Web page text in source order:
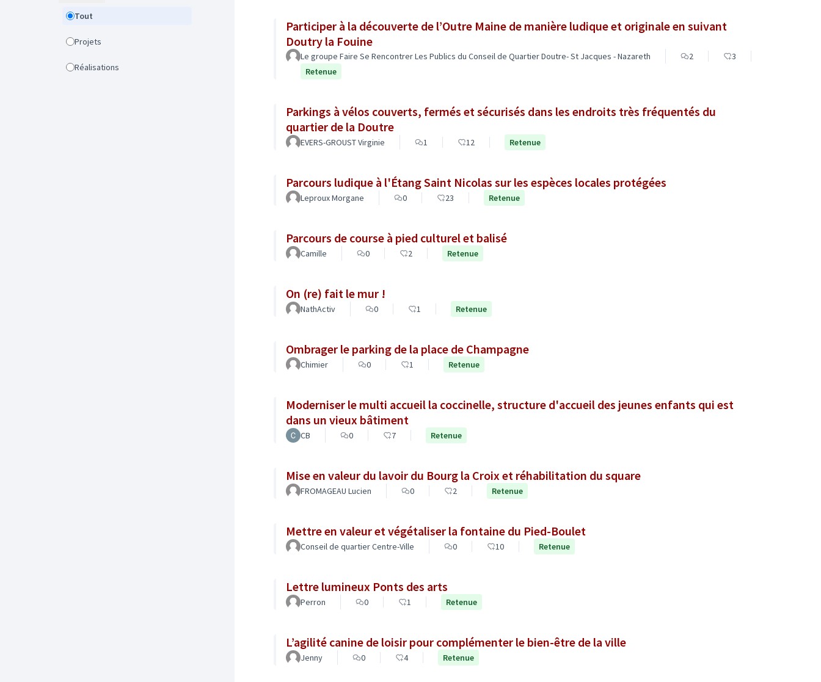
Tout
Projets
Réalisations
Participer à la découverte de l’Outre Maine de manière ludique et originale en suivant
Doutry la Fouine
Le groupe Faire Se Rencontrer Les Publics du Conseil de Quartier Doutre- St Jacques - Nazareth 2
3
Retenue
Parkings à vélos couverts, fermés et sécurisés dans les endroits très fréquentés du
quartier de la Doutre
EVERS-GROUST Virginie 1 12 Retenue
Parcours ludique à l'Étang Saint Nicolas sur les espèces locales protégées
Leproux Morgane 0 23 Retenue
Parcours de course à pied culturel et balisé
Camille 0 2 Retenue
On (re) fait le mur !
NathActiv 0 1 Retenue
Ombrager le parking de la place de Champagne
Chimier 0 1 Retenue
Moderniser le multi accueil la coccinelle, structure d'accueil des jeunes enfants qui est
dans un vieux bâtiment
CB 0 7 Retenue
Mise en valeur du lavoir du Bourg la Croix et réhabilitation du square
FROMAGEAU Lucien 0 2 Retenue
Mettre en valeur et végétaliser la fontaine du Pied-Boulet
Conseil de quartier Centre-Ville 0 10 Retenue
Lettre lumineux Ponts des arts
Perron 0 1 Retenue
L’agilité canine de loisir pour complémenter le bien-être de la ville
Jenny 0 4 Retenue